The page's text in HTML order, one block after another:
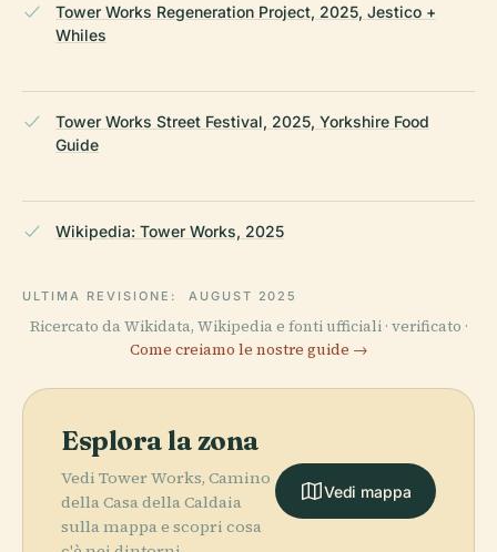
Tower Works Regeneration Project, 2025, Jestico +
Whiles
Tower Works Street Festival, 2025, Yorkshire Food
Guide
Wikipedia: Tower Works, 2025
ULTIMA REVISIONE: AUGUST 2025
Ricercato da Wikidata, Wikipedia e fonti ufficiali · verificato ·
Come creiamo le nostre guide →
Esplora la zona
Vedi Tower Works, Camino
della Casa della Caldaia
sulla mappa e scopri cosa
Vedi mappa